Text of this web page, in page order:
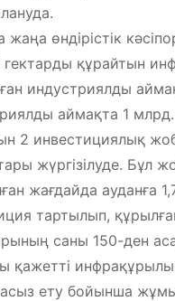
жаңа өндірістік
гектарды құрайтын
индустриялды
аймақта 1 млрд.
2 инвестициялық
жүргізілуде. Бұл
жағдайда ауданға
тартылып,
саны 150-ден
қажетті
ету бойынша